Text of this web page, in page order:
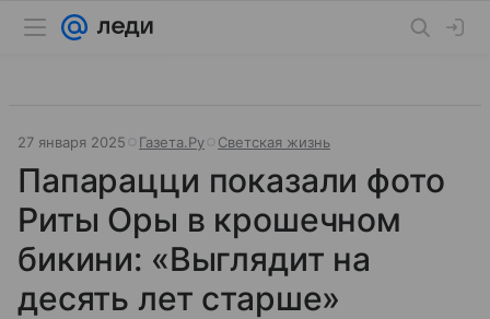
27 января 2025 Газета.Ру Светская жизнь
Папарацци показали фото
Риты Оры в крошечном
бикини: «Выглядит на
десять лет старше»